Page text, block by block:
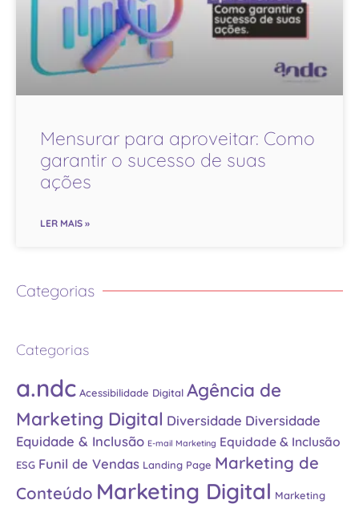
Mensurar para aproveitar: Como
garantir o sucesso de suas
ações
LER MAIS »
Categorias
Categorias
a.ndc Acessibilidade Digital Agência de
Marketing Digital Diversidade Diversidade
Equidade & Inclusão E-mail Marketing Equidade & Inclusão
ESG Funil de Vendas Landing Page Marketing de
Conteúdo Marketing Digital Marketing